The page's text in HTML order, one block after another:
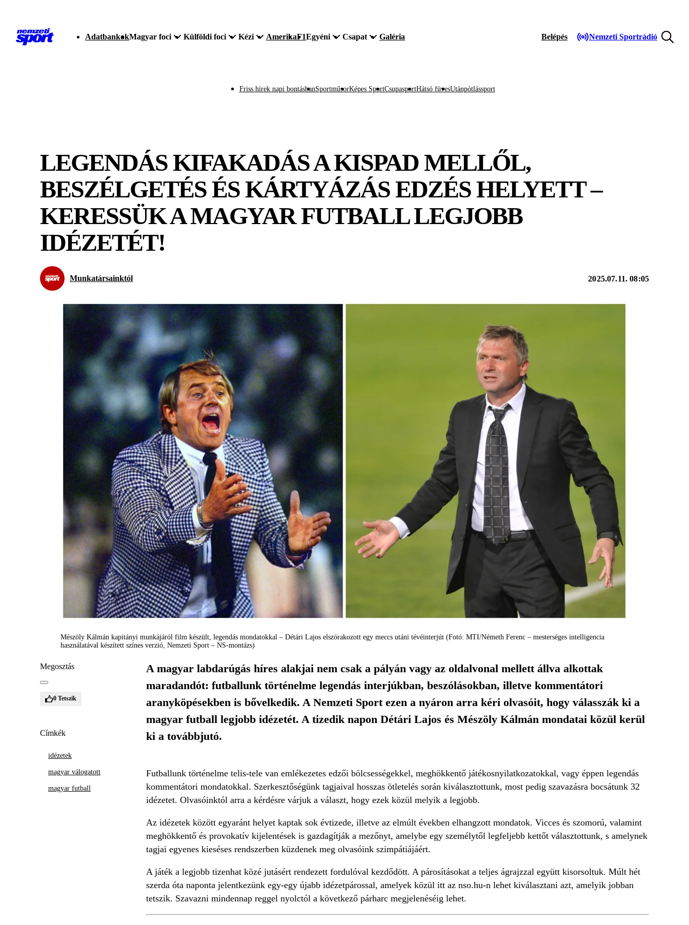
AdatbankokMagyar foci Külföldi foci Kézi AmerikaF1Egyéni Csapat Galéria Belépés Nemzeti Sportrádió
Friss hírek napi bontásbanSportműsorKépes SportCsupasportHátsó füvesUtánpótlássport
LEGENDÁS KIFAKADÁS A KISPAD MELLŐL,
BESZÉLGETÉS ÉS KÁRTYÁZÁS EDZÉS HELYETT –
KERESSÜK A MAGYAR FUTBALL LEGJOBB
IDÉZETÉT!
Munkatársainktól 2025.07.11. 08:05
Mészöly Kálmán kapitányi munkájáról film készült, legendás mondatokkal – Détári Lajos elszórakozott egy meccs utáni tévéinterjút (Fotó: MTI/Németh Ferenc – mesterséges intelligencia
használatával készített színes verzió, Nemzeti Sport – NS-montázs)
Megosztás
0 Tetszik
Címkék
idézetek
magyar válogatott
magyar futball
A magyar labdarúgás híres alakjai nem csak a pályán vagy az oldalvonal mellett állva alkottak
maradandót: futballunk történelme legendás interjúkban, beszólásokban, illetve kommentátori
aranyköpésekben is bővelkedik. A Nemzeti Sport ezen a nyáron arra kéri olvasóit, hogy válasszák ki a
magyar futball legjobb idézetét. A tizedik napon Détári Lajos és Mészöly Kálmán mondatai közül kerül
ki a továbbjutó.
Futballunk történelme telis-tele van emlékezetes edzői bölcsességekkel, meghökkentő játékosnyilatkozatokkal, vagy éppen legendás
kommentátori mondatokkal. Szerkesztőségünk tagjaival hosszas ötletelés során kiválasztottunk, most pedig szavazásra bocsátunk 32
idézetet. Olvasóinktól arra a kérdésre várjuk a választ, hogy ezek közül melyik a legjobb.
Az idézetek között egyaránt helyet kaptak sok évtizede, illetve az elmúlt években elhangzott mondatok. Vicces és szomorú, valamint
meghökkentő és provokatív kijelentések is gazdagítják a mezőnyt, amelybe egy személytől legfeljebb kettőt választottunk, s amelynek
tagjai egyenes kieséses rendszerben küzdenek meg olvasóink szimpátiájáért.
A játék a legjobb tizenhat közé jutásért rendezett fordulóval kezdődött. A párosításokat a teljes ágrajzzal együtt kisorsoltuk. Múlt hét
szerda óta naponta jelentkezünk egy-egy újabb idézetpárossal, amelyek közül itt az nso.hu-n lehet kiválasztani azt, amelyik jobban
tetszik. Szavazni mindennap reggel nyolctól a következő párharc megjelenéséig lehet.